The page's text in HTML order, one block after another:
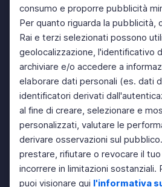
consumo e proporre pubblicità
Per quanto riguarda la pubblicità,
Rai e terzi selezionati possono
geolocalizzazione, l'identificativo
archiviare e/o accedere a
elaborare dati personali (es. dati
identificatori derivati
al fine di creare, selezionare e
personalizzati, valutare le
derivare osservazioni sul
prestare, rifiutare o revocare il
incorrere in limitazioni sostanziali.
puoi visionare qui l'informativa